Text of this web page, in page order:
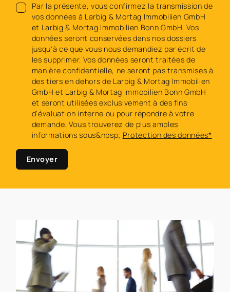
Par la présente, vous confirmez la transmission de
vos données à Larbig & Mortag Immobilien GmbH
et Larbig & Mortag Immobilien Bonn GmbH. Vos
données seront conservées dans nos dossiers
jusqu'à ce que vous nous demandiez par écrit de
les supprimer. Vos données seront traitées de
manière confidentielle, ne seront pas transmises à
des tiers en dehors de Larbig & Mortag Immobilien
GmbH et Larbig & Mortag Immobilien Bonn GmbH
et seront utilisées exclusivement à des fins
d'évaluation interne ou pour répondre à votre
demande. Vous trouverez de plus amples
informations sous&nbsp; Protection des données*
Envoyer